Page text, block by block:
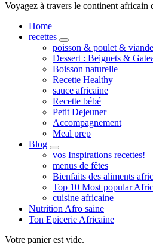
Voyagez à travers le continent africain
Home
recettes
expand
child
menu
poisson & poulet & viande
Dessert : Beignets &
Boisson naturelle
Recette Healthy
sauce africaine
Recette bébé
Petit Dejeuner
Accompagnement
Meal prep
Blog
expand
child
menu
vos Inspirations recettes!
menus de fêtes
Bienfaits des aliments
Top 10 Most popular
cuisine africaine
Nutrition Afro saine
Ton Epicerie Africaine
Search
Votre panier est vide.